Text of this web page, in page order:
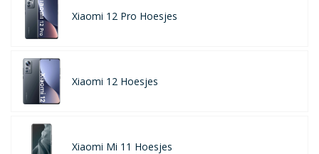
Xiaomi 12 Pro Hoesjes
Xiaomi 12 Hoesjes
Xiaomi Mi 11 Hoesjes